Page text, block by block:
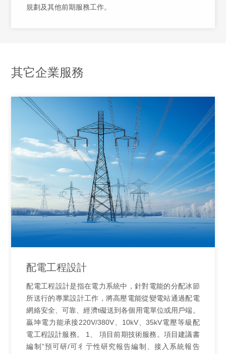
規劃及其他前期服務工作。
其它企業服務
配電工程設計
配電工程設計是指在電力系統中，針對電能的分配冰節
所送行的專業設計工作，將高壓電能從變電站通過配電
網絡安全、可靠、經濟t礙送到各個用電單位或用戶端。
贏坤電力能承接220V/380V、10kV、35kV電壓等級配
電工程設計服務。 1、 項目前期技術服務。項目建議書
編制”預可研/可彳亍性研究報告編制、接入系統報告